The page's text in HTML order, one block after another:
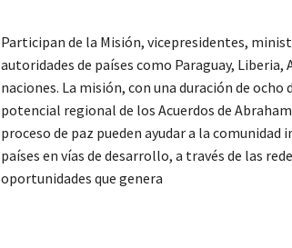
Participan de la Misión, vicepresidentes,
autoridades de países como Paraguay,
naciones. La misión, con una duración de
potencial regional de los Acuerdos de
proceso de paz pueden ayudar a la
países en vías de desarrollo, a través de las
oportunidades que genera